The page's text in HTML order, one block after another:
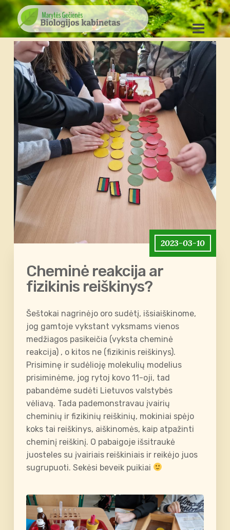
2023-03-10
Cheminė reakcija ar
fizikinis reiškinys?
Šeštokai nagrinėjo oro sudėtį, išsiaiškinome,
jog gamtoje vykstant vyksmams vienos
medžiagos pasikeičia (vyksta cheminė
reakcija) , o kitos ne (fizikinis reiškinys).
Prisiminę ir sudėlioję molekulių modelius
prisiminėme, jog rytoj kovo 11-oji, tad
pabandėme sudėti Lietuvos valstybės
vėliavą. Tada pademonstravau įvairių
cheminių ir fizikinių reiškinių, mokiniai spėjo
koks tai reiškinys, aiškinomės, kaip atpažinti
cheminį reiškinį. O pabaigoje išsitraukė
juosteles su įvairiais reiškiniais ir reikėjo juos
sugrupuoti. Sekėsi beveik puikiai